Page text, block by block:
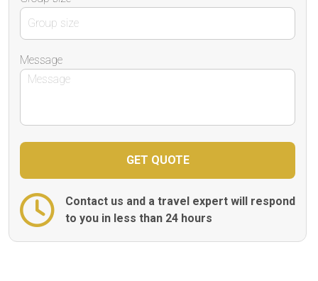
Message
Contact us and a travel expert will respond
to you in less than 24 hours